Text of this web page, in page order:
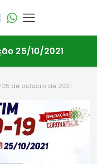
25/10/2021
25 de outubro de 2021